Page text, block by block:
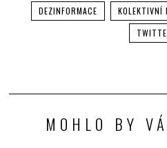
DEZINFORMACE KOLEKTIVNÍ
MOHLO BY